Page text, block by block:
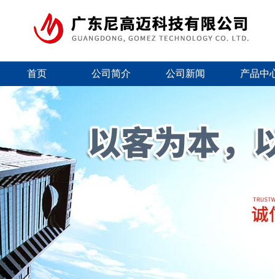
首页 公司简介 公司新闻 产品中